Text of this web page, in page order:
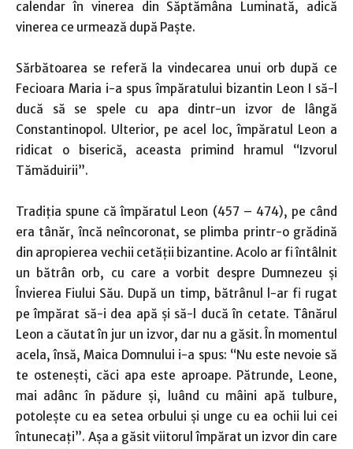
calendar în vinerea din Săptămâna Luminată, adică
vinerea ce urmează după Paşte.
Sărbătoarea se referă la vindecarea unui orb după ce
Fecioara Maria i-a spus împăratului bizantin Leon I să-l
ducă să se spele cu apa dintr-un izvor de lângă
Constantinopol. Ulterior, pe acel loc, împăratul Leon a
ridicat o biserică, aceasta primind hramul “Izvorul
Tămăduirii”.
Tradiţia spune că împăratul Leon (457 – 474), pe când
era tânăr, încă neîncoronat, se plimba printr-o grădină
din apropierea vechii cetăţii bizantine. Acolo ar fi întâlnit
un bătrân orb, cu care a vorbit despre Dumnezeu şi
Învierea Fiului Său. După un timp, bătrânul l-ar fi rugat
pe împărat să-i dea apă şi să-l ducă în cetate. Tânărul
Leon a căutat în jur un izvor, dar nu a găsit. În momentul
acela, însă, Maica Domnului i-a spus: “Nu este nevoie să
te osteneşti, căci apa este aproape. Pătrunde, Leone,
mai adânc în pădure şi, luând cu mâini apă tulbure,
potoleşte cu ea setea orbului şi unge cu ea ochii lui cei
întunecaţi”. Aşa a găsit viitorul împărat un izvor din care